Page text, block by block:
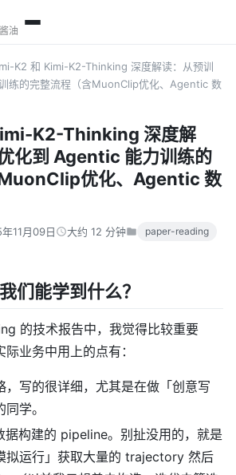
油
K2 和 Kimi-K2-Thinking 深度解读：从预训
练的完整流程（含MuonClip优化、Agentic 数
K2-Thinking 深度解
化到 Agentic 能力训练的
优化、Agentic 数
11月09日 大约 12 分钟
paper-reading
们能学到什么？
的技术报告中，我觉得比较重要
业务中用上的点有：
，写的很详细，尤其是在做「创意写
学。
构建的 pipeline。别扯没用的，就是
拟运行」获取大量的 trajectory 然后